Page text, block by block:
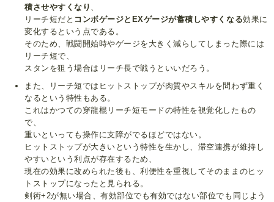
積させやすくなり
リーチ短だと コンボゲージとEXゲージが蓄積しやすくなる効果に
変化するという点である。
そのため、戦闘開始時やゲージを大きく減らしてしまった際には
リーチ短で、
スタンを狙う場合はリーチ長で戦うといいだろう。
また、リーチ短ではヒットストップが肉質やスキルを問わず重く
なるという特性もある。
これはかつての穿龍棍リーチ短モードの特性を視覚化したもの
で、
重いといっても操作に支障がでるほどではない。
ヒットストップが大きいという特性を生かし、滞空連携が維持し
やすいという利点が存在するため、
現在の効果に改められた後も、利便性を重視してそのままのヒッ
トストップになったと見られる。
剣術+2が無い場合、有効部位でも有効ではない部位でも同じよう